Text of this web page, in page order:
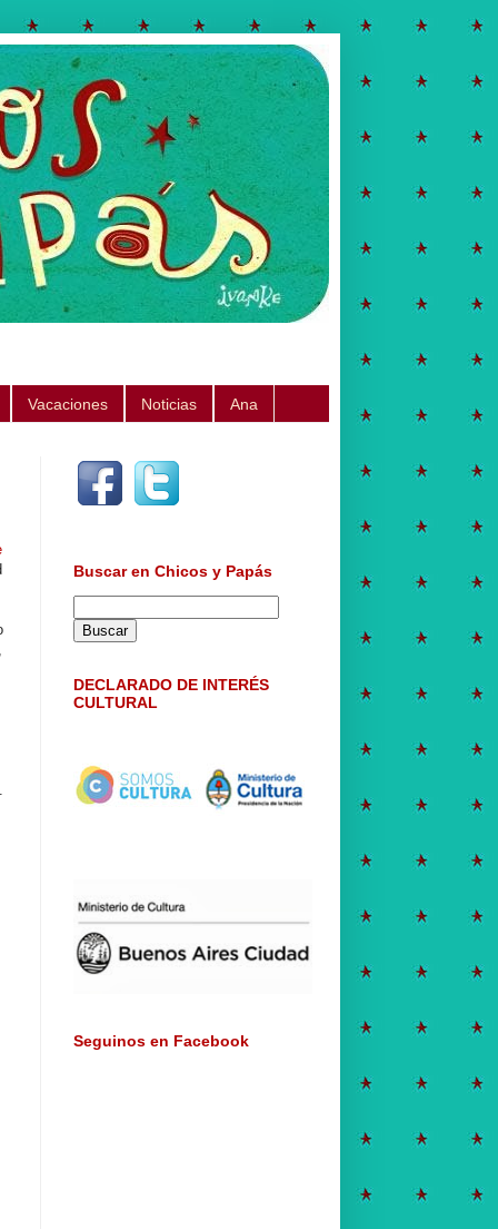
Vacaciones Noticias Ana
Buscar en Chicos y Papás
DECLARADO DE INTERÉS
CULTURAL
Seguinos en Facebook